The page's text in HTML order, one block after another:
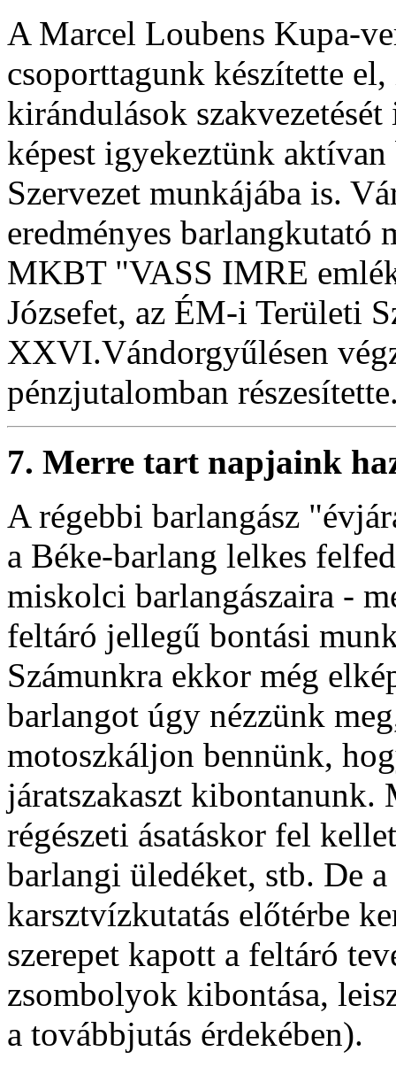
A Marcel Loubens Kupa-
csoporttagunk készítette
kirándulások
képest igyekeztünk
Szervezet munkájába is.
eredményes barlangkutató
MKBT "VASS IMRE
Józsefet, az ÉM-i Területi
XXVI.Vándorgyűlésen
pénzjutalomban
7. Merre tart napjaink
A régebbi barlangász
a Béke-barlang lelkes
miskolci barlangászaira -
feltáró jellegű bontási
Számunkra ekkor még
barlangot úgy nézzünk
motoszkáljon bennünk,
járatszakaszt kibontanunk.
régészeti ásatáskor fel
barlangi üledéket, stb. De
karsztvízkutatás előtérbe
szerepet kapott a feltáró
zsombolyok kibontása,
a továbbjutás érdekében).